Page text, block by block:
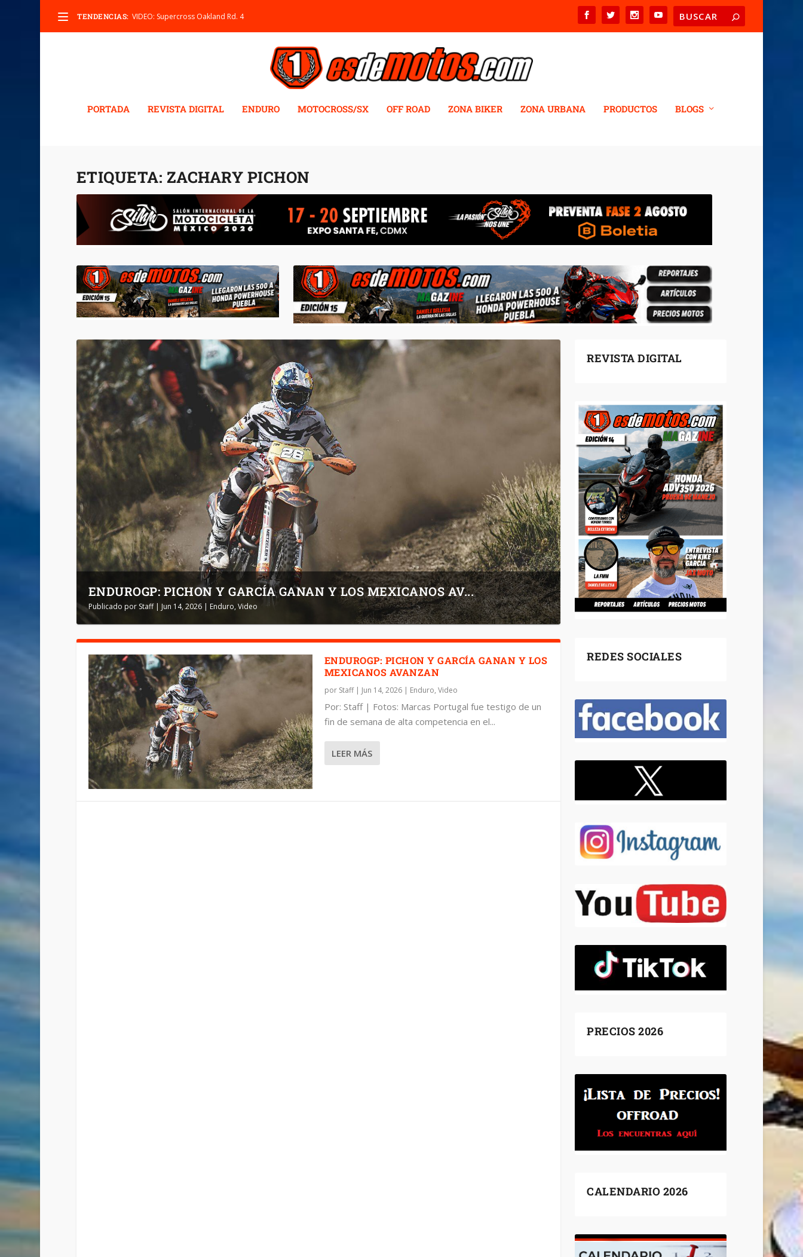
TENDENCIAS: VIDEO: Supercross Oakland Rd. 4
PORTADA REVISTA DIGITAL ENDURO MOTOCROSS/SX OFF ROAD ZONA BIKER ZONA URBANA PRODUCTOS BLOGS
ETIQUETA: ZACHARY PICHON
ENDUROGP: PICHON Y GARCÍA GANAN Y LOS MEXICANOS AV...
Publicado por Staff| Jun 14, 2026| Enduro,Video
ENDUROGP: PICHON Y GARCÍA GANAN Y LOS
MEXICANOS AVANZAN
por Staff| Jun 14, 2026| Enduro, Video
Por: Staff | Fotos: Marcas Portugal fue testigo de un
fin de semana de alta competencia en el...
LEER MÁS
REVISTA DIGITAL
REDES SOCIALES
PRECIOS 2026
CALENDARIO 2026